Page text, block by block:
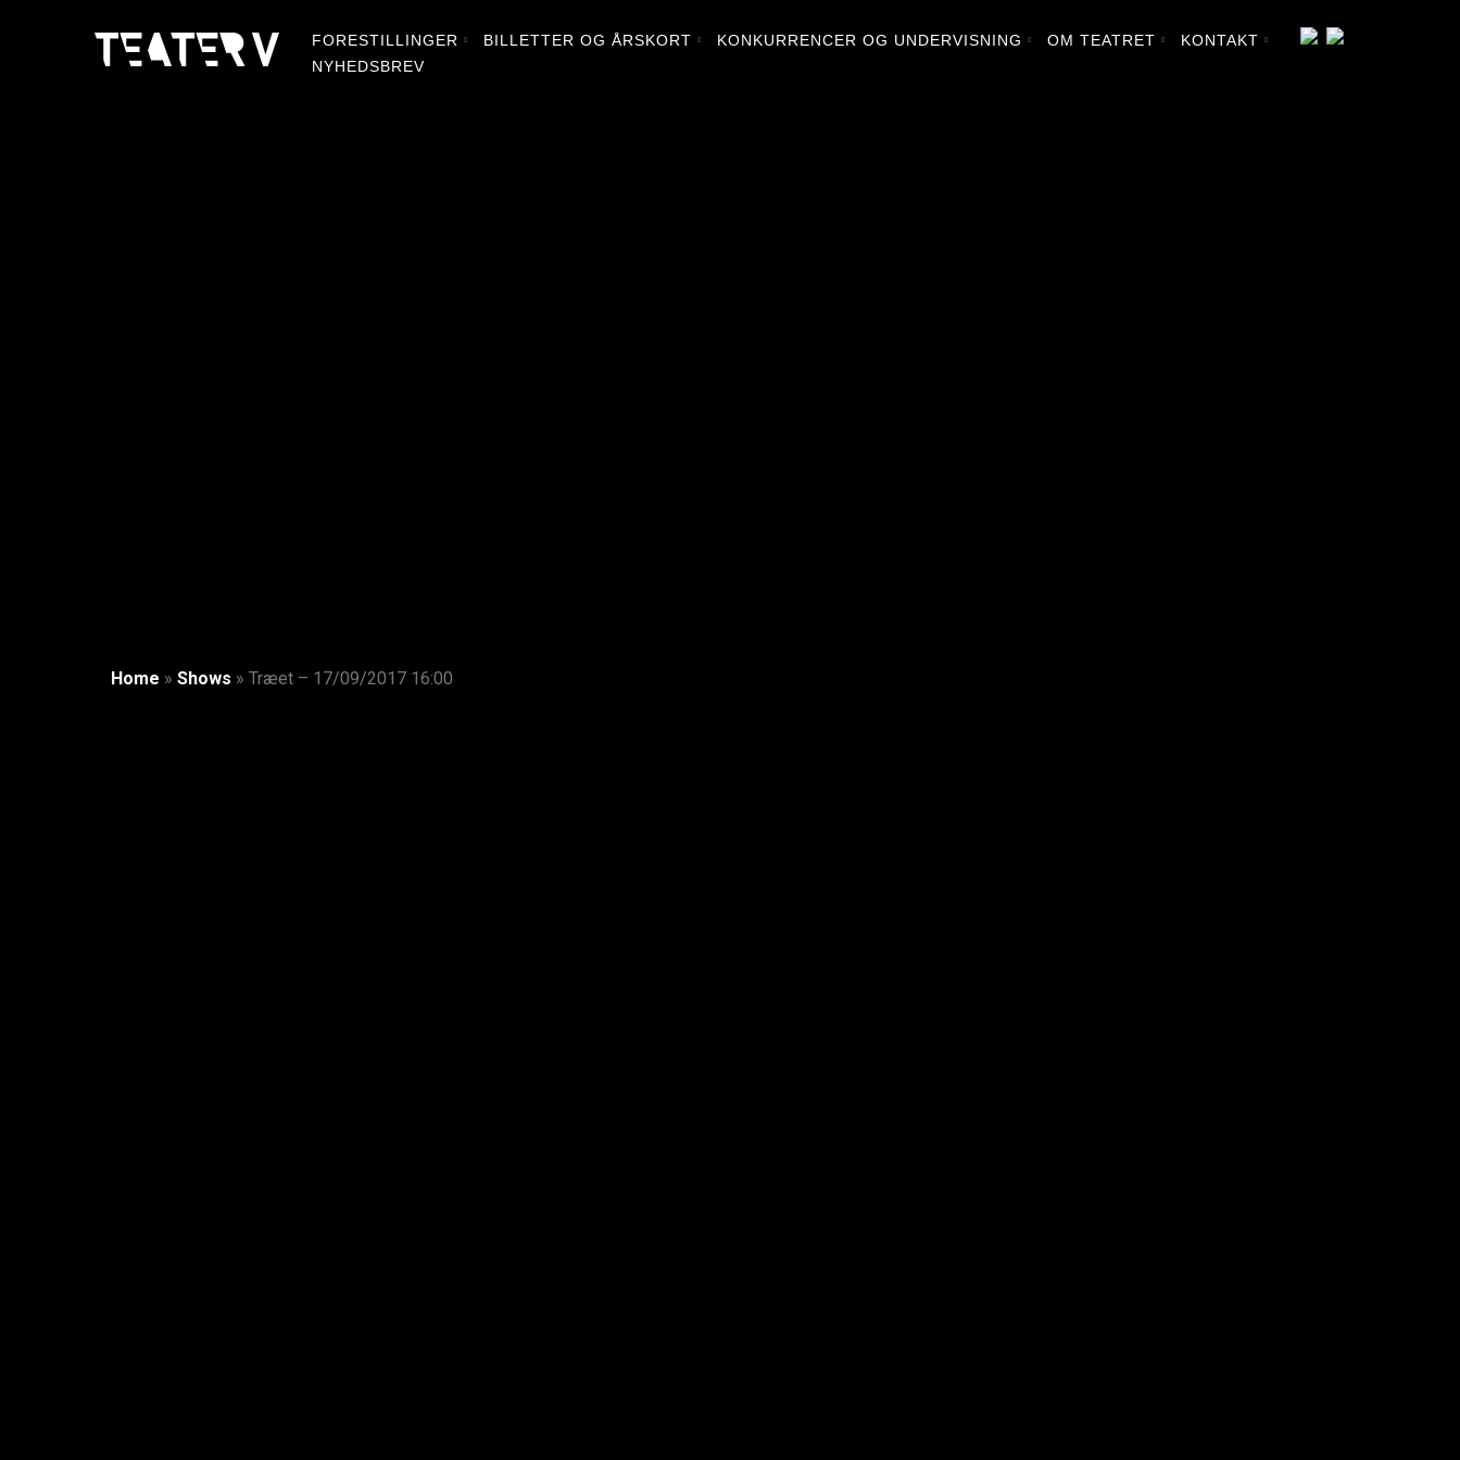
FORESTILLINGER BILLETTER OG ÅRSKORT KONKURRENCER OG UNDERVISNING OM TEATRET
KONTAKT
NYHEDSBREV
Home » Shows » Træet – 17/09/2017 16:00